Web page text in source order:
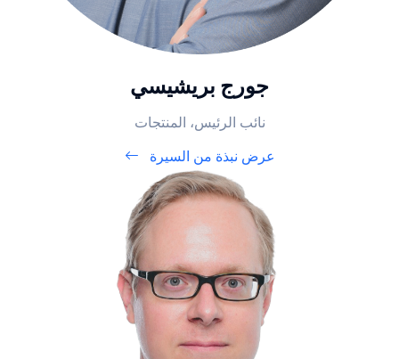
جورج بريشيسي
نائب الرئيس، المنتجات
عرض نبذة من السيرة